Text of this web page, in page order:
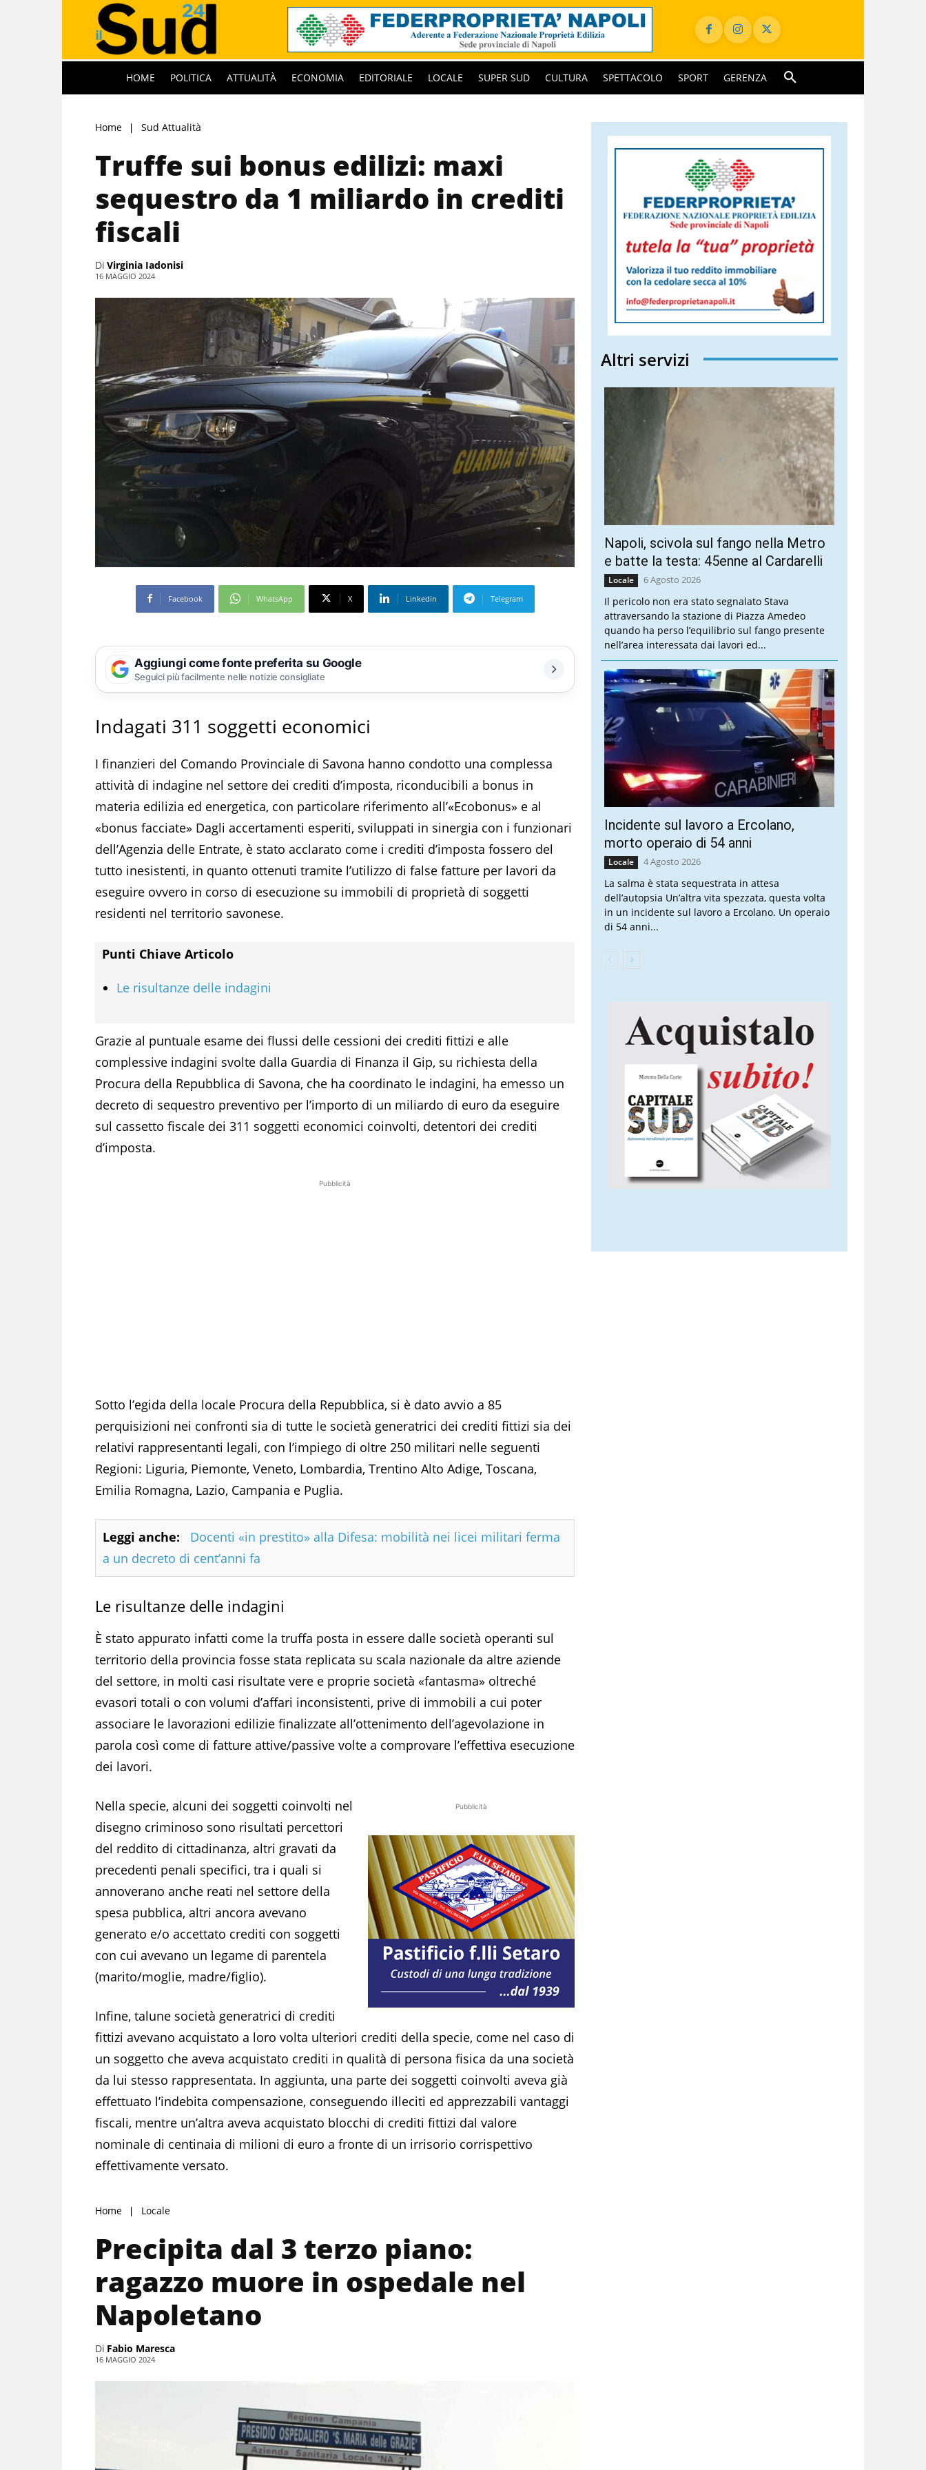
HOME POLITICA ATTUALITÀ ECONOMIA EDITORIALE LOCALE SUPER SUD CULTURA SPETTACOLO SPORT GERENZA
Home Sud Attualità
Truffe sui bonus edilizi: maxi
sequestro da 1 miliardo in crediti
fiscali
Di Virginia Iadonisi
16 MAGGIO 2024
Facebook WhatsApp X Linkedin Telegram
Aggiungi come fonte preferita su Google
Seguici più facilmente nelle notizie consigliate
Indagati 311 soggetti economici
I finanzieri del Comando Provinciale di Savona hanno condotto una complessa
attività di indagine nel settore dei crediti d’imposta, riconducibili a bonus in
materia edilizia ed energetica, con particolare riferimento all’«Ecobonus» e al
«bonus facciate» Dagli accertamenti esperiti, sviluppati in sinergia con i funzionari
dell’Agenzia delle Entrate, è stato acclarato come i crediti d’imposta fossero del
tutto inesistenti, in quanto ottenuti tramite l’utilizzo di false fatture per lavori da
eseguire ovvero in corso di esecuzione su immobili di proprietà di soggetti
residenti nel territorio savonese.
Punti Chiave Articolo
Le risultanze delle indagini
Grazie al puntuale esame dei flussi delle cessioni dei crediti fittizi e alle
complessive indagini svolte dalla Guardia di Finanza il Gip, su richiesta della
Procura della Repubblica di Savona, che ha coordinato le indagini, ha emesso un
decreto di sequestro preventivo per l’importo di un miliardo di euro da eseguire
sul cassetto fiscale dei 311 soggetti economici coinvolti, detentori dei crediti
d’imposta.
Pubblicità
Sotto l’egida della locale Procura della Repubblica, si è dato avvio a 85
perquisizioni nei confronti sia di tutte le società generatrici dei crediti fittizi sia dei
relativi rappresentanti legali, con l’impiego di oltre 250 militari nelle seguenti
Regioni: Liguria, Piemonte, Veneto, Lombardia, Trentino Alto Adige, Toscana,
Emilia Romagna, Lazio, Campania e Puglia.
Leggi anche:
Docenti «in prestito» alla Difesa: mobilità nei licei militari ferma
a un decreto di cent’anni fa
Le risultanze delle indagini
È stato appurato infatti come la truffa posta in essere dalle società operanti sul
territorio della provincia fosse stata replicata su scala nazionale da altre aziende
del settore, in molti casi risultate vere e proprie società «fantasma» oltreché
evasori totali o con volumi d’affari inconsistenti, prive di immobili a cui poter
associare le lavorazioni edilizie finalizzate all’ottenimento dell’agevolazione in
parola così come di fatture attive/passive volte a comprovare l’effettiva esecuzione
dei lavori.
Pubblicità
Nella specie, alcuni dei soggetti coinvolti nel
disegno criminoso sono risultati percettori
del reddito di cittadinanza, altri gravati da
precedenti penali specifici, tra i quali si
annoverano anche reati nel settore della
spesa pubblica, altri ancora avevano
generato e/o accettato crediti con soggetti
con cui avevano un legame di parentela
(marito/moglie, madre/figlio).
Infine, talune società generatrici di crediti
fittizi avevano acquistato a loro volta ulteriori crediti della specie, come nel caso di
un soggetto che aveva acquistato crediti in qualità di persona fisica da una società
da lui stesso rappresentata. In aggiunta, una parte dei soggetti coinvolti aveva già
effettuato l’indebita compensazione, conseguendo illeciti ed apprezzabili vantaggi
fiscali, mentre un’altra aveva acquistato blocchi di crediti fittizi dal valore
nominale di centinaia di milioni di euro a fronte di un irrisorio corrispettivo
effettivamente versato.
Home Locale
Precipita dal 3 terzo piano:
ragazzo muore in ospedale nel
Napoletano
Di Fabio Maresca
16 MAGGIO 2024
Altri servizi
Napoli, scivola sul fango nella Metro
e batte la testa: 45enne al Cardarelli
Locale 6 Agosto 2026
Il pericolo non era stato segnalato Stava
attraversando la stazione di Piazza Amedeo
quando ha perso l’equilibrio sul fango presente
nell’area interessata dai lavori ed...
Incidente sul lavoro a Ercolano,
morto operaio di 54 anni
Locale 4 Agosto 2026
La salma è stata sequestrata in attesa
dell’autopsia Un’altra vita spezzata, questa volta
in un incidente sul lavoro a Ercolano. Un operaio
di 54 anni...